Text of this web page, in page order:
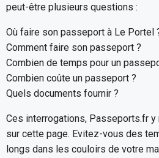
peut-être plusieurs questions :
Où faire son passeport à Le Portel
Comment faire son passeport ?
Combien de temps pour un
Combien coûte un passeport ?
Quels documents fournir ?
Ces interrogations, Passeports.fr
sur cette page. Evitez-vous des
longs dans les couloirs de votre